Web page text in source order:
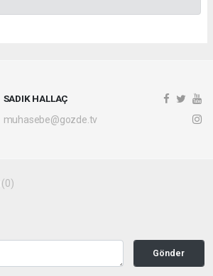
SADIK HALLAÇ
muhasebe@gozde.tv
(0)
Gönder